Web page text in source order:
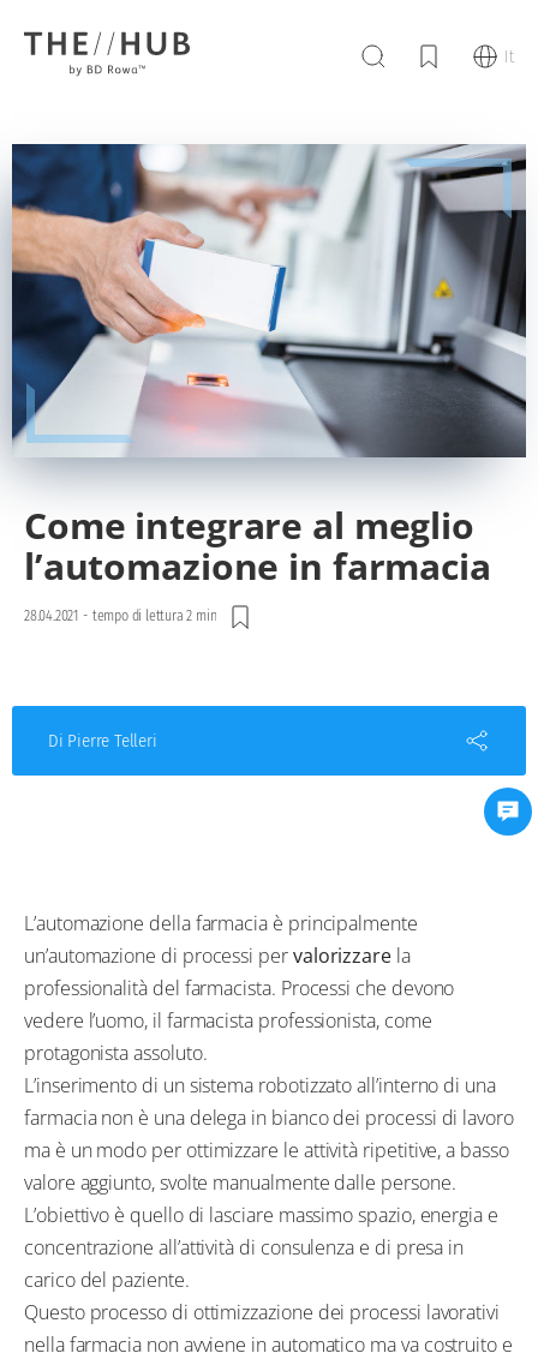
It
Come integrare al meglio
l’automazione in farmacia
28.04.2021 - tempo di lettura 2 min
Di Pierre Telleri
L’automazione della farmacia è principalmente
un’automazione di processi pervalorizzare la
professionalità del farmacista. Processi che devono
vedere l’uomo, il farmacista professionista, come
protagonista assoluto.
L’inserimento di un sistema robotizzato all’interno di una
farmacia non è una delega in bianco dei processi di lavoro
ma è un modo per ottimizzare le attività ripetitive, a basso
valore aggiunto, svolte manualmente dalle persone.
L’obiettivo è quello di lasciare massimo spazio, energia e
concentrazione all’attività di consulenza e di presa in
carico del paziente.
Questo processo di ottimizzazione dei processi lavorativi
nella farmacia non avviene in automatico ma va costruito e